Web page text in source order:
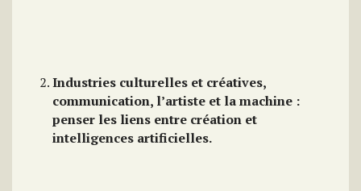
Industries culturelles et créatives,
communication, l’artiste et la machine :
penser les liens entre création et
intelligences artificielles.